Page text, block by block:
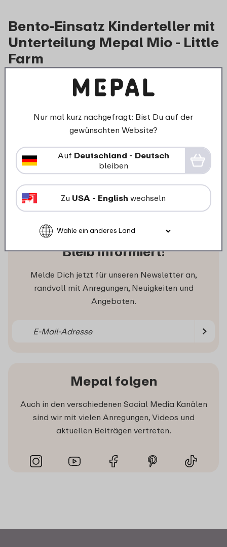
Bento-Einsatz Kinderteller mit
Unterteilung Mepal Mio - Little
Farm
In den Warenkorb
Was unsere Kunden sagen
mit einer Bewertung von:
Bleib informiert!
Melde Dich jetzt für unseren Newsletter an,
randvoll mit Anregungen, Neuigkeiten und
Angeboten.
Mepal folgen
Auch in den verschiedenen Social Media Kanälen
sind wir mit vielen Anregungen, Videos und
aktuellen Beiträgen vertreten.
Nur mal kurz nachgefragt: Bist Du auf der
gewünschten Website?
Auf Deutschland - Deutsch
bleiben
Zu USA - English wechseln